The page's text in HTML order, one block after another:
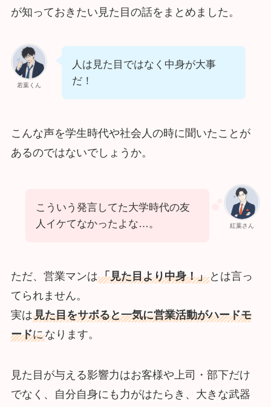
が知っておきたい見た目の話をまとめました。
若葉くん
人は見た目ではなく中身が大事
だ！
こんな声を学生時代や社会人の時に聞いたことが
あるのではないでしょうか。
紅葉さん
こういう発言してた大学時代の友
人イケてなかったよな…。
ただ、営業マンは「見た目より中身！」とは言っ
てられません。
実は見た目をサボると一気に営業活動がハードモ
ードになります。
見た目が与える影響力はお客様や上司・部下だけ
でなく、自分自身にも力がはたらき、大きな武器